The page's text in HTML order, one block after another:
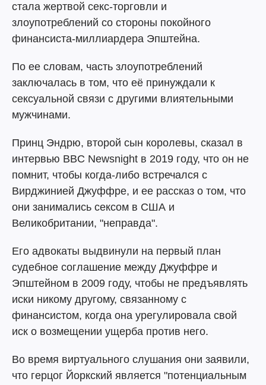
стала жертвой секс-торговли и
злоупотреблений со стороны покойного
финансиста-миллиардера Эпштейна.
По ее словам, часть злоупотреблений
заключалась в том, что её принуждали к
сексуальной связи с другими влиятельными
мужчинами.
Принц Эндрю, второй сын королевы, сказал в
интервью BBC Newsnight в 2019 году, что он не
помнит, чтобы когда-либо встречался с
Вирджинией Джуффре, и ее рассказ о том, что
они занимались сексом в США и
Великобритании, "неправда".
Его адвокаты выдвинули на первый план
судебное соглашение между Джуффре и
Эпштейном в 2009 году, чтобы не предъявлять
иски никому другому, связанному с
финансистом, когда она урегулировала свой
иск о возмещении ущерба против него.
Во время виртуального слушания они заявили,
что герцог Йоркский является "потенциальным